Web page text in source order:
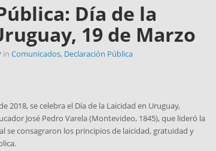
Día de la
19 de Marzo
in Comunicados, Declaración Pública
2018, se celebra el Día de la Laicidad en Uruguay,
José Pedro Varela (Montevideo, 1845), que lideró la
se consagraron los principios de laicidad, gratuidad y